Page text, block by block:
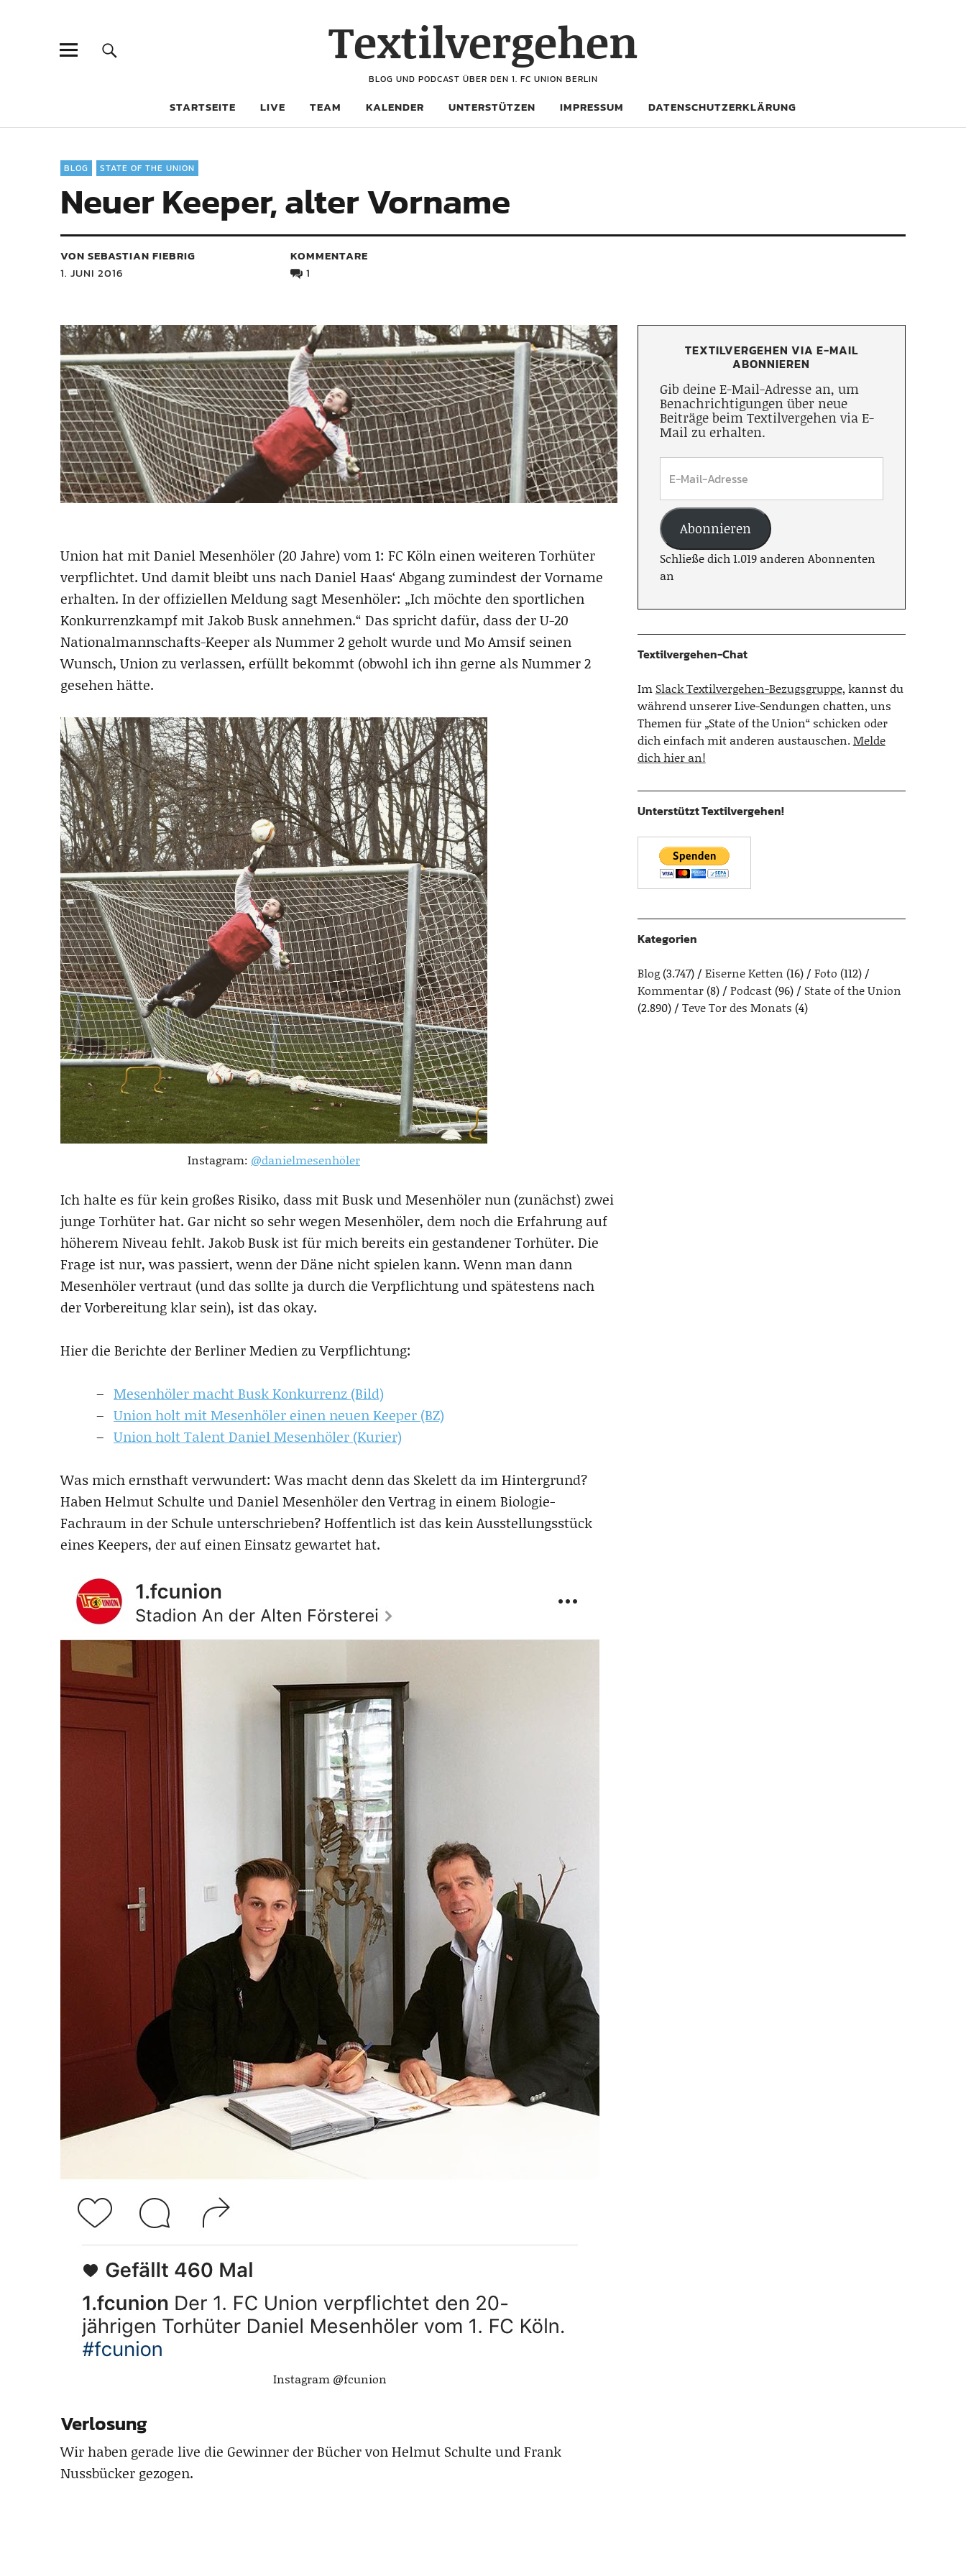
Textilvergehen
BLOG UND PODCAST ÜBER DEN 1. FC UNION BERLIN
STARTSEITE LIVE TEAM KALENDER UNTERSTÜTZEN IMPRESSUM DATENSCHUTZERKLÄRUNG
BLOG STATE OF THE UNION
Neuer Keeper, alter Vorname
VON SEBASTIAN FIEBRIG
1. JUNI 2016
KOMMENTARE
1
Union hat mit Daniel Mesenhöler (20 Jahre) vom 1: FC Köln einen weiteren Torhüter
verpflichtet. Und damit bleibt uns nach Daniel Haas‘ Abgang zumindest der Vorname
erhalten. In der offiziellen Meldung sagt Mesenhöler: „Ich möchte den sportlichen
Konkurrenzkampf mit Jakob Busk annehmen.“ Das spricht dafür, dass der U-20
Nationalmannschafts-Keeper als Nummer 2 geholt wurde und Mo Amsif seinen
Wunsch, Union zu verlassen, erfüllt bekommt (obwohl ich ihn gerne als Nummer 2
gesehen hätte.
Instagram: @danielmesenhöler
Ich halte es für kein großes Risiko, dass mit Busk und Mesenhöler nun (zunächst) zwei
junge Torhüter hat. Gar nicht so sehr wegen Mesenhöler, dem noch die Erfahrung auf
höherem Niveau fehlt. Jakob Busk ist für mich bereits ein gestandener Torhüter. Die
Frage ist nur, was passiert, wenn der Däne nicht spielen kann. Wenn man dann
Mesenhöler vertraut (und das sollte ja durch die Verpflichtung und spätestens nach
der Vorbereitung klar sein), ist das okay.
Hier die Berichte der Berliner Medien zu Verpflichtung:
Mesenhöler macht Busk Konkurrenz (Bild)
Union holt mit Mesenhöler einen neuen Keeper (BZ)
Union holt Talent Daniel Mesenhöler (Kurier)
Was mich ernsthaft verwundert: Was macht denn das Skelett da im Hintergrund?
Haben Helmut Schulte und Daniel Mesenhöler den Vertrag in einem Biologie-
Fachraum in der Schule unterschrieben? Hoffentlich ist das kein Ausstellungsstück
eines Keepers, der auf einen Einsatz gewartet hat.
Instagram @fcunion
Verlosung
Wir haben gerade live die Gewinner der Bücher von Helmut Schulte und Frank
Nussbücker gezogen.
TEXTILVERGEHEN VIA E-MAIL
ABONNIEREN
Gib deine E-Mail-Adresse an, um
Benachrichtigungen über neue
Beiträge beim Textilvergehen via E-
Mail zu erhalten.
Abonnieren
Schließe dich 1.019 anderen Abonnenten
an
Textilvergehen-Chat
Im Slack Textilvergehen-Bezugsgruppe, kannst du
während unserer Live-Sendungen chatten, uns
Themen für „State of the Union“ schicken oder
dich einfach mit anderen austauschen.Melde
dich hier an!
Unterstützt Textilvergehen!
Kategorien
Blog(3.747) Eiserne Ketten (16) Foto (112)
Kommentar(8) Podcast(96)
State of the Union
(2.890)
Teve Tor des Monats (4)